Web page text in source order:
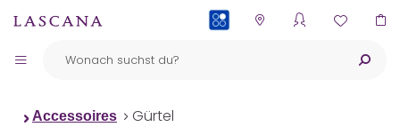
Accessoires Gürtel